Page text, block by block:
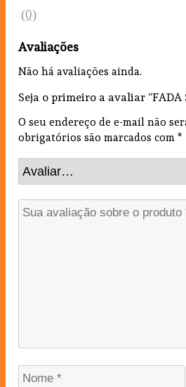
(0)
Avaliações
Não há avaliações ainda.
Seja o primeiro a avaliar “FADA
O seu endereço de e-mail não
obrigatórios são marcados com *